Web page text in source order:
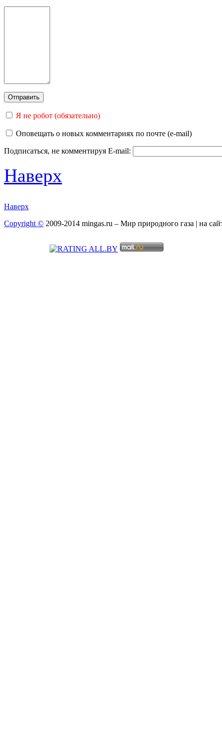
Я не робот (обязательно)
Оповещать о новых комментариях по почте (e-mail)
Подписаться, не комментируя E-mail:
Наверх
Наверх
Copyright © 2009-2014 mingas.ru – Мир природного газа | на